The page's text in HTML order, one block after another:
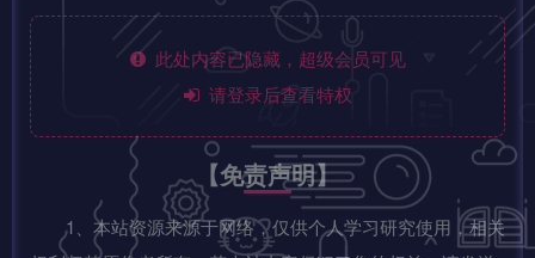
此处内容已隐藏，超级会员可见
请登录后查看特权
【免责声明】
1、本站资源来源于网络，仅供个人学习研究使用，相关